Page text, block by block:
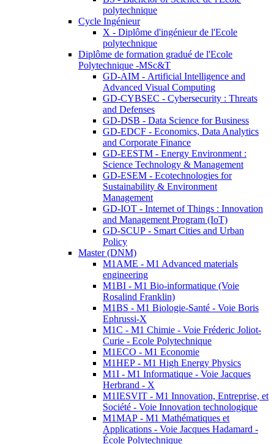
polytechnique
Cycle Ingénieur
X - Diplôme d'ingénieur de l'Ecole
polytechnique
Diplôme de formation gradué de l'Ecole
Polytechnique -MSc&T
GD-AIM - Artificial Intelligence and
Advanced Visual Computing
GD-CYBSEC - Cybersecurity : Threats
and Defenses
GD-DSB - Data Science for Business
GD-EDCF - Economics, Data Analytics
and Corporate Finance
GD-EESTM - Energy Environment :
Science Technology & Management
GD-ESEM - Ecotechnologies for
Sustainability & Environment
Management
GD-IOT - Internet of Things : Innovation
and Management Program (IoT)
GD-SCUP - Smart Cities and Urban
Policy
Master (DNM)
M1AME - M1 Advanced materials
engineering
M1BI - M1 Bio-informatique (Voie
Rosalind Franklin)
M1BS - M1 Biologie-Santé - Voie Boris
Ephrussi-X
M1C - M1 Chimie - Voie Fréderic Joliot-
Curie - Ecole Polytechnique
M1ECO - M1 Economie
M1HEP - M1 High Energy Physics
M1I - M1 Informatique - Voie Jacques
Herbrand - X
M1IESVIT - M1 Innovation, Entreprise, et
Société - Voie Innovation technologique
M1MAP - M1 Mathématiques et
Applications - Voie Jacques Hadamard -
École Polytechnique